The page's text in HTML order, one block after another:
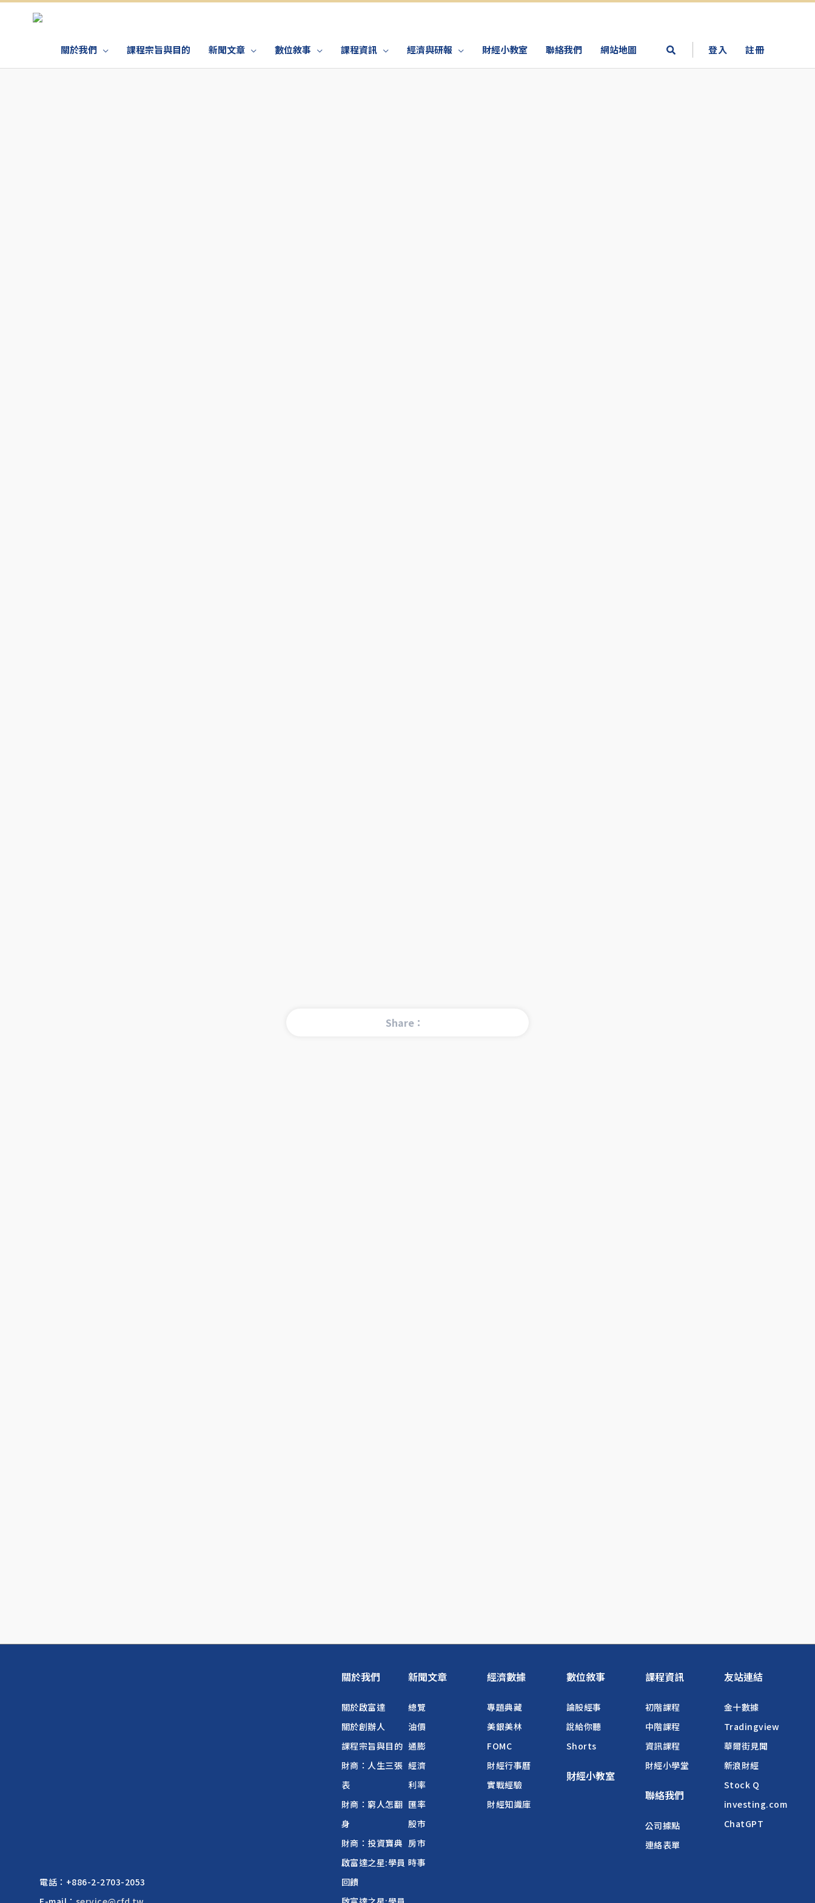
關於我們 課程宗旨與目的 新聞文章 數位敘事 課程資訊 經濟與研報 財經小教室 聯絡我們 網站地圖 登入 註冊
Share：
電話： +886-2-2703-2053
關於我們
關於啟富達
關於創辦人
課程宗旨與目的
財商：人生三張
表
財商：窮人怎翻
身
財商：投資寶典
啟富達之星:學員
回饋
新聞文章
總覽
油價
通膨
經濟
利率
匯率
股市
房市
時事
經濟數據
專題典藏
美銀美林
FOMC
財經行事曆
實戰經驗
財經知識庫
數位敘事
論股經事
說給你聽
Shorts
財經小教室
課程資訊
初階課程
中階課程
資訊課程
財經小學堂
聯絡我們
公司據點
連絡表單
友站連結
金十數據
Tradingview
華爾街見聞
新浪財經
Stock Q
investing.com
ChatGPT